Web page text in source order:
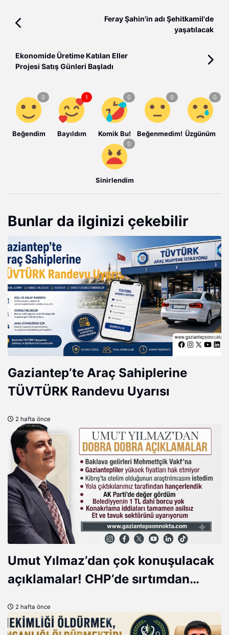
Feray Şahin'in adı Şehitkamil'de
yaşatılacak
Ekonomide Üretime Katılan Eller
Projesi Satış Günleri Başladı
Beğendim Bayıldım Komik Bu! Beğenmedim! Üzgünüm
Sinirlendim
Bunlar da ilginizi çekebilir
Gaziantep’te Araç Sahiplerine
TÜVTÜRK Randevu Uyarısı
2 hafta önce
Umut Yılmaz’dan çok konuşulacak
açıklamalar! CHP’de sırtımdan
gördüm
2 hafta önce